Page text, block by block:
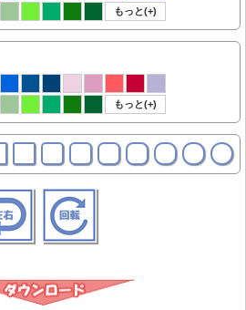
もっと(+)
もっと(+)